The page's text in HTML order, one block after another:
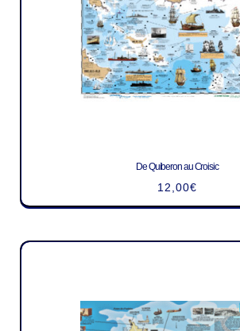
De Quiberon au Croisic
12,00€